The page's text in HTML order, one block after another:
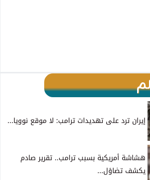
إيران ترد على تهديدات ترامب: لا موقع نوويا...
هشاشة أمريكية بسبب ترامب.. تقرير صادم
يكشف تضاؤل...